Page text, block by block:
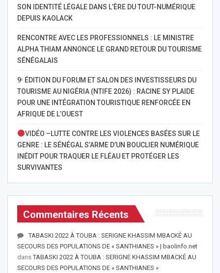
SON IDENTITÉ LÉGALE DANS L’ÈRE DU TOUT-NUMÉRIQUE
DEPUIS KAOLACK
RENCONTRE AVEC LES PROFESSIONNELS : LE MINISTRE
ALPHA THIAM ANNONCE LE GRAND RETOUR DU TOURISME
SÉNÉGALAIS
9ᵉ ÉDITION DU FORUM ET SALON DES INVESTISSEURS DU
TOURISME AU NIGÉRIA (NTIFE 2026) : RACINE SY PLAIDE
POUR UNE INTÉGRATION TOURISTIQUE RENFORCÉE EN
AFRIQUE DE L’OUEST
VIDÉO –LUTTE CONTRE LES VIOLENCES BASÉES SUR LE
GENRE : LE SÉNÉGAL S’ARME D’UN BOUCLIER NUMÉRIQUE
INÉDIT POUR TRAQUER LE FLÉAU ET PROTÉGER LES
SURVIVANTES
Commentaires Récents
TABASKI 2022 À TOUBA : SERIGNE KHASSIM MBACKÉ AU
SECOURS DES POPULATIONS DE « SANTHIANES » | baolinfo.net
dansTABASKI 2022 À TOUBA : SERIGNE KHASSIM MBACKÉ AU
SECOURS DES POPULATIONS DE « SANTHIANES »